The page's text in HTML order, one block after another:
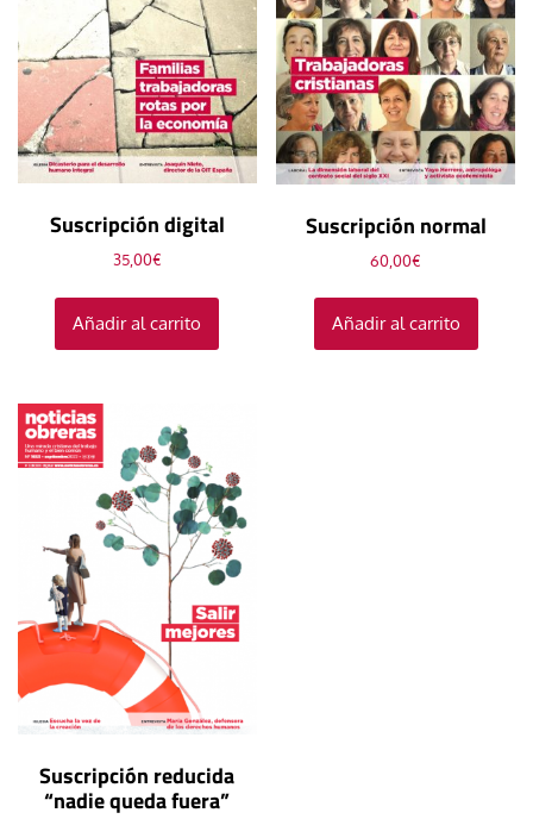
Suscripción digital
35,00€
Añadir al carrito
Suscripción normal
60,00€
Añadir al carrito
Suscripción reducida
“nadie queda fuera”